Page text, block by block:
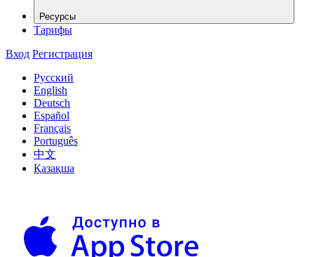
Ресурсы
Тарифы
Вход Регистрация
Русский
English
Deutsch
Español
Français
Português
中文
Қазақша